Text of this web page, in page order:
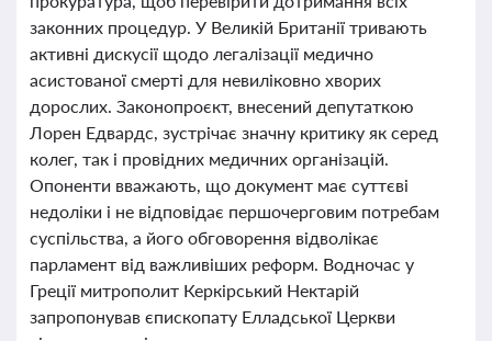
законних процедур. У Великій Британії тривають
активні дискусії щодо легалізації медично
асистованої смерті для невиліковно хворих
дорослих. Законопроєкт, внесений депутаткою
Лорен Едвардс, зустрічає значну критику як серед
колег, так і провідних медичних організацій.
Опоненти вважають, що документ має суттєві
недоліки і не відповідає першочерговим потребам
суспільства, а його обговорення відволікає
парламент від важливіших реформ. Водночас у
Греції митрополит Керкірський Нектарій
запропонував єпископату Елладської Церкви